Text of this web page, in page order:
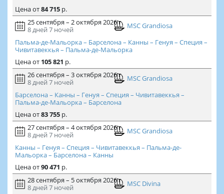
Ценаот84 715р.
25 сентября – 2 октября 2026 г.
8 дней 7 ночей
MSC Grandiosa
Пальма-де-Мальорка – Барселона – Канны – Генуя – Специя –
Чивитавеккья – Пальма-де-Мальорка
Ценаот 105 821 р.
26 сентября – 3 октября 2026 г.
8 дней 7 ночей
MSC Grandiosa
Барселона – Канны – Генуя – Специя – Чивитавеккья –
Пальма-де-Мальорка – Барселона
Ценаот83 755р.
27 сентября – 4 октября 2026 г.
8 дней 7 ночей
MSC Grandiosa
Канны – Генуя – Специя – Чивитавеккья – Пальма-де-
Мальорка – Барселона – Канны
Ценаот90 471 р.
28 сентября – 5 октября 2026 г.
8 дней 7 ночей
MSC Divina